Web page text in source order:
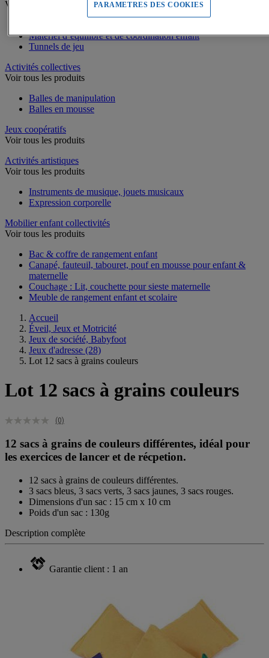
Voir tous les produits
Matériel d’équilibre et de coordination enfant
Tunnels de jeu
Activités collectives
Voir tous les produits
Balles de manipulation
Balles en mousse
Jeux coopératifs
Voir tous les produits
Activités artistiques
Voir tous les produits
Instruments de musique, jouets musicaux
Expression corporelle
Mobilier enfant collectivités
Voir tous les produits
Bac & coffre de rangement enfant​
Canapé, fauteuil, tabouret, pouf en mousse pour enfant &
maternelle
Couchage : Lit, couchette pour sieste maternelle​
Meuble de rangement enfant et scolaire
Accueil
Éveil, Jeux et Motricité
Jeux de société, Babyfoot
Jeux d'adresse (28)
Lot 12 sacs à grains couleurs
Lot 12 sacs à grains couleurs
(0)
12 sacs à grains de couleurs différentes, idéal pour
les exercices de lancer et de récpetion.
12 sacs à grains de couleurs différentes.
3 sacs bleus, 3 sacs verts, 3 sacs jaunes, 3 sacs rouges.
Dimensions d'un sac : 15 cm x 10 cm
Poids d'un sac : 130g
Description complète
Garantie client : 1 an
PARAMETRES DES COOKIES